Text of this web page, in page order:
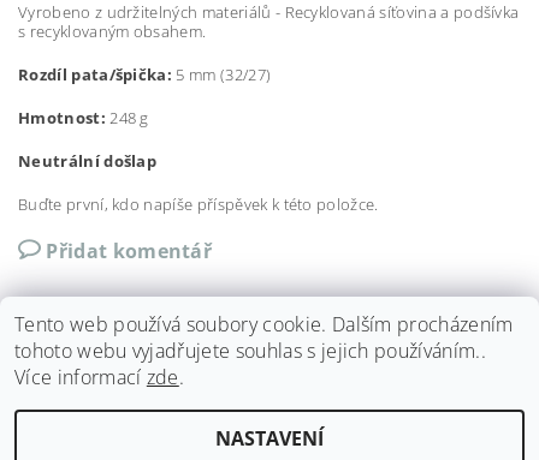
Vyrobeno z udržitelných materiálů - Recyklovaná síťovina a podšívka
s recyklovaným obsahem.
Rozdíl pata/špička: 5 mm (32/27)
Hmotnost:248 g
Neutrální došlap
Buďte první, kdo napíše příspěvek k této položce.
Přidat komentář
Shoptet.cz
Tento web používá soubory cookie. Dalším procházením
tohoto webu vyjadřujete souhlas s jejich používáním..
Více informací zde.
NASTAVENÍ